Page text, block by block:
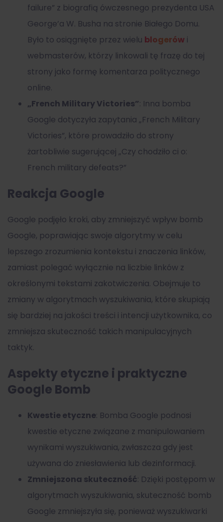
failure” z biografią ówczesnego prezydenta USA
George’a W. Busha na stronie Białego Domu.
Było to osiągnięte przez wielu blogerów i
webmasterów, którzy linkowali tę frazę do tej
strony jako formę komentarza politycznego
online.
„French Military Victories”: Inna bomba
Google dotyczyła zapytania „French Military
Victories”, które prowadziło do strony
żartobliwie sugerującej „Czy chodziło ci o:
French military defeats?”
Reakcja Google
Google podjęło kroki, aby zmniejszyć wpływ bomb
Google, poprawiając swoje algorytmy w celu
lepszego zrozumienia kontekstu i znaczenia linków,
zamiast polegać wyłącznie na liczbie linków z
określonymi tekstami zakotwiczenia. Obejmuje to
zmiany w algorytmach wyszukiwania, które skupiają
się bardziej na jakości treści i intencji użytkownika, co
zmniejsza skuteczność takich manipulacyjnych
taktyk.
Aspekty etyczne i praktyczne
Google Bomb
Kwestie etyczne: Bomba Google podnosi
kwestie etyczne związane z manipulowaniem
wynikami wyszukiwania, zwłaszcza gdy jest
używana do zniesławienia lub dezinformacji.
Zmniejszona skuteczność: Dzięki postępom w
algorytmach wyszukiwania, skuteczność bomb
Google zmniejszyła się, ponieważ wyszukiwarki